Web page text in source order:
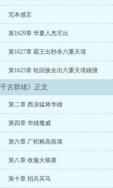
完本感言
第1629章 华夏人杰尽出
第1627章 霸王出秒杀六重天境
第1625章 轮回族全出六重天境碰撞
古群雄》正文
第二章 西凉猛将华雄
第四章 华雄魔威
第六章 广积粮高筑墙
第八章 收服火狼寨
第十章 招兵买马